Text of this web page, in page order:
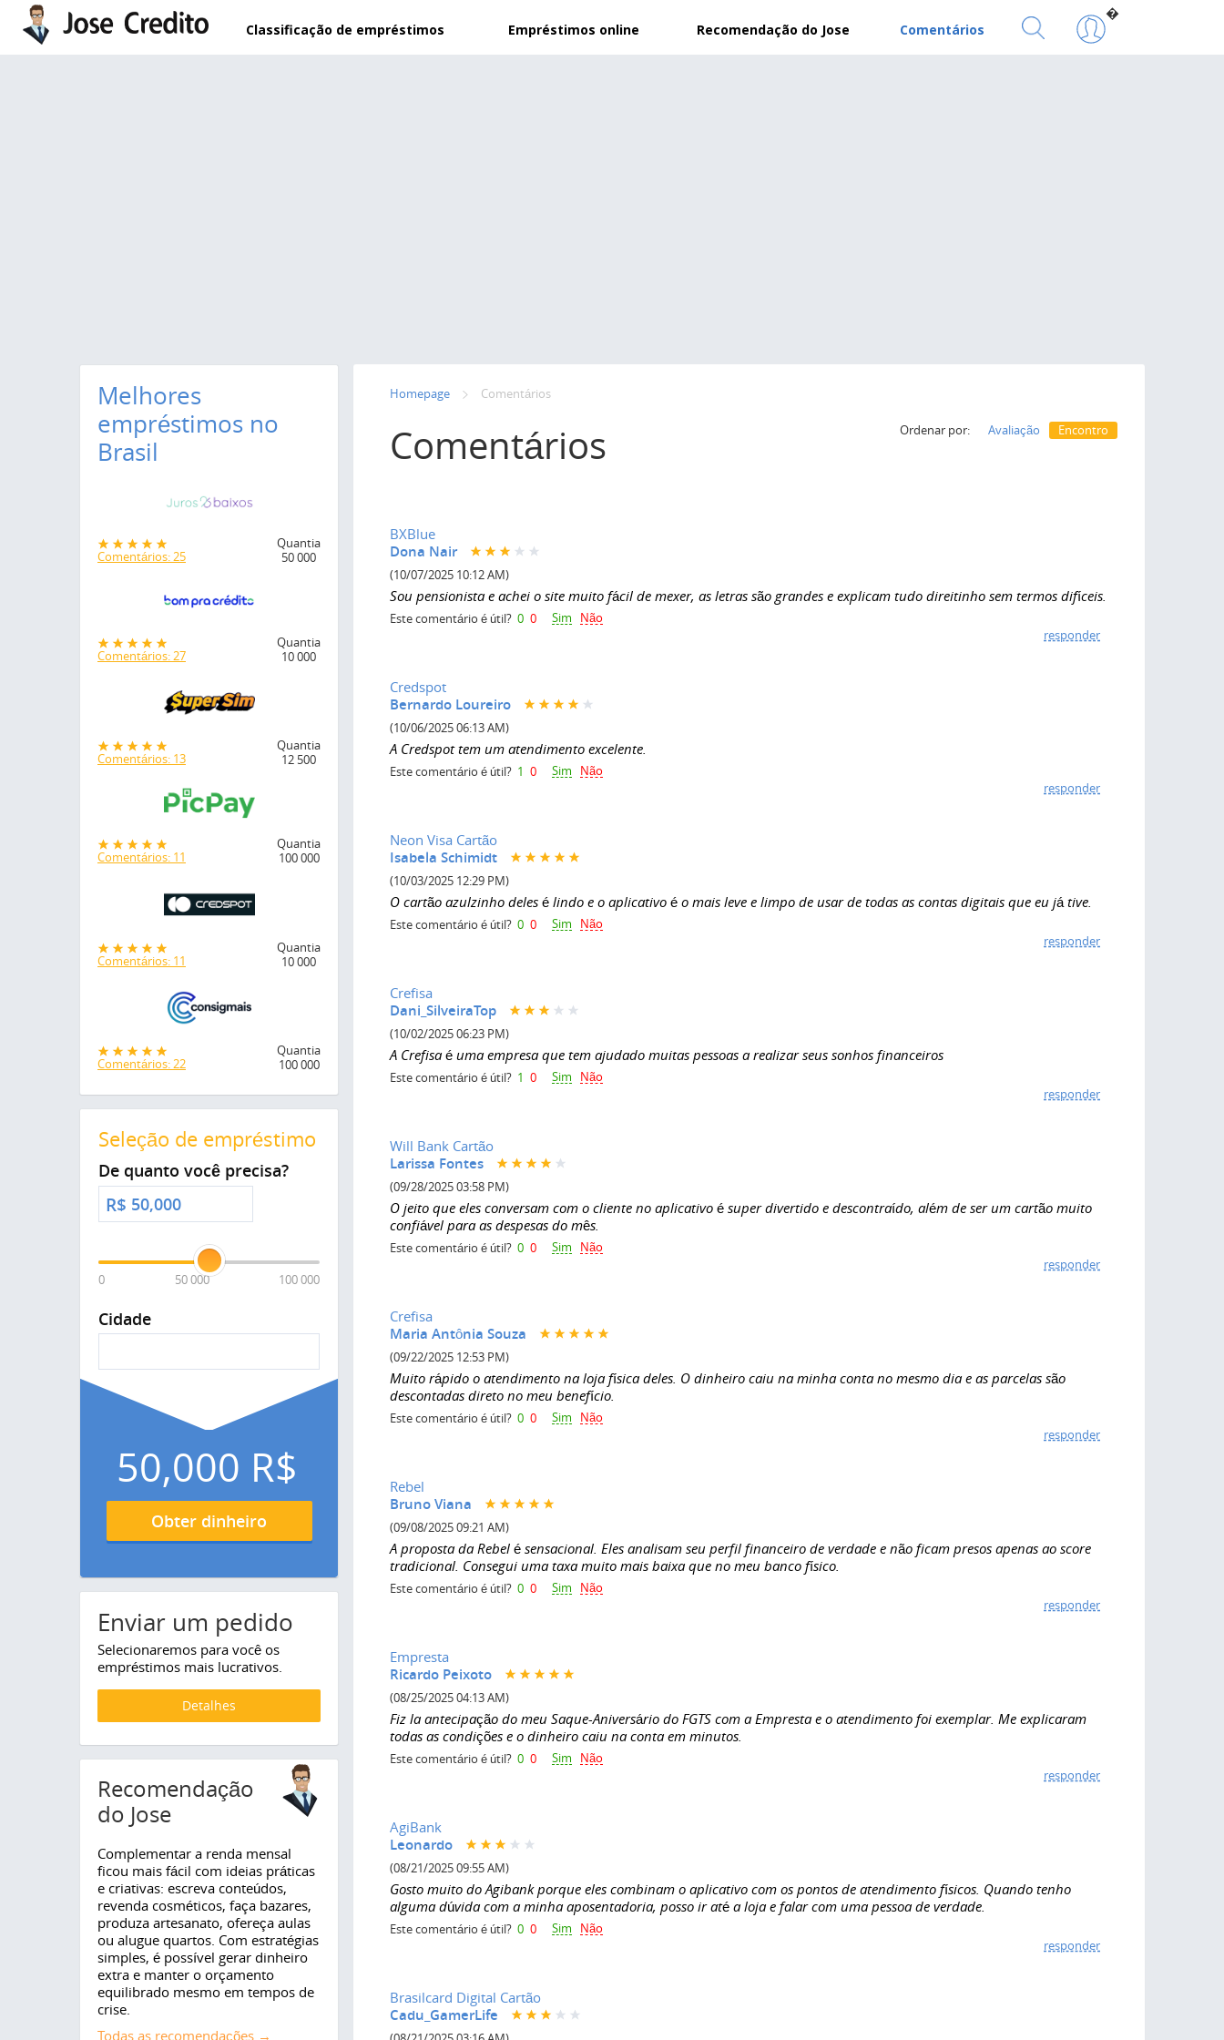
Pular para o conteúdo principal
Classificação de empréstimos Empréstimos online Recomendação do Jose Comentários
�
Homepage Сomentários
Comentários Ordenar por: Avaliação Encontro
BXBlue
Dona Nair
(10/07/2025 10:12 AM)
Sou pensionista e achei o site muito fácil de mexer, as letras são grandes e explicam tudo direitinho sem termos difíceis.
Este comentário é útil? 0 0 Sim
Não
responder
Credspot
Bernardo Loureiro
(10/06/2025 06:13 AM)
A Credspot tem um atendimento excelente.
Este comentário é útil? 1 0 Sim
Não
responder
Neon Visa Cartão
Isabela Schimidt
(10/03/2025 12:29 PM)
O cartão azulzinho deles é lindo e o aplicativo é o mais leve e limpo de usar de todas as contas digitais que eu já tive.
Este comentário é útil? 0 0 Sim
Não
responder
Crefisa
Dani_SilveiraTop
(10/02/2025 06:23 PM)
A Crefisa é uma empresa que tem ajudado muitas pessoas a realizar seus sonhos financeiros
Este comentário é útil? 1 0 Sim
Não
responder
Will Bank Cartão
Larissa Fontes
(09/28/2025 03:58 PM)
O jeito que eles conversam com o cliente no aplicativo é super divertido e descontraído, além de ser um cartão muito
confiável para as despesas do mês.
Este comentário é útil? 0 0 Sim
Não
responder
Crefisa
Maria Antônia Souza
(09/22/2025 12:53 PM)
Muito rápido o atendimento na loja física deles. O dinheiro caiu na minha conta no mesmo dia e as parcelas são
descontadas direto no meu benefício.
Este comentário é útil? 0 0 Sim
Não
responder
Rebel
Bruno Viana
(09/08/2025 09:21 AM)
A proposta da Rebel é sensacional. Eles analisam seu perfil financeiro de verdade e não ficam presos apenas ao score
tradicional. Consegui uma taxa muito mais baixa que no meu banco físico.
Este comentário é útil? 0 0 Sim
Não
responder
Empresta
Ricardo Peixoto
(08/25/2025 04:13 AM)
Fiz la antecipação do meu Saque-Aniversário do FGTS com a Empresta e o atendimento foi exemplar. Me explicaram
todas as condições e o dinheiro caiu na conta em minutos.
Este comentário é útil? 0 0 Sim
Não
responder
AgiBank
Leonardo
(08/21/2025 09:55 AM)
Gosto muito do Agibank porque eles combinam o aplicativo com os pontos de atendimento físicos. Quando tenho
alguma dúvida com a minha aposentadoria, posso ir até a loja e falar com uma pessoa de verdade.
Este comentário é útil? 0 0 Sim
Não
responder
Brasilcard Digital Cartão
Cadu_GamerLife
Melhores
empréstimos no
Brasil
Comentários: 25
Quantia
50 000
Comentários: 27
Quantia
10 000
Comentários: 13
Quantia
12 500
Comentários: 11
Quantia
100 000
Comentários: 11
Quantia
10 000
Comentários: 22
Quantia
100 000
Seleção de empréstimo
De quanto você precisa?
R$
0 50 000 100 000
Cidade
50,000 R$
Obter dinheiro
Enviar um pedido
Selecionaremos para você os
empréstimos mais lucrativos.
Detalhes
Recomendação
do Jose
Complementar a renda mensal
ficou mais fácil com ideias práticas
e criativas: escreva conteúdos,
revenda cosméticos, faça bazares,
produza artesanato, ofereça aulas
ou alugue quartos. Com estratégias
simples, é possível gerar dinheiro
extra e manter o orçamento
equilibrado mesmo em tempos de
crise.
Todas as recomendações →